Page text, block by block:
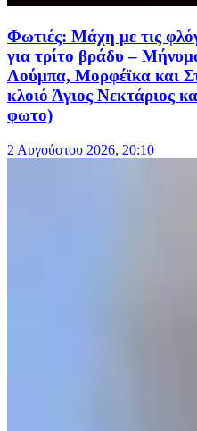
Φωτιές: Μάχη με τις
για τρίτο βράδυ –
Λούμπα, Μορφέϊκα και
κλοιό Άγιος Νεκτάριος
φωτο)
2 Αυγούστου 2026, 20:10